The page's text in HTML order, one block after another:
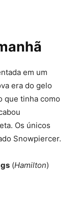
em um
era do gelo
que tinha como
Os únicos
Snowpiercer.
(Hamilton)